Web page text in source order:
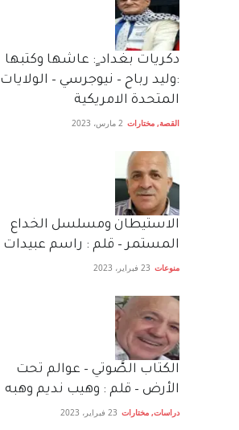
دكريات بغداد ٍ: عاشها وكتبها
:وليد رباح – نيوجرسي – الولايات
المتحدة الامريكية
القصة, مختارات 2 مارس، 2023
الاستيطان ومسلسل الخداع
المستمر – قلم : راسم عبيدات
منوعات 23 فبراير، 2023
الكتاب الصَّوتي – عوالم تحت
الأرض – قلم : وهيب نديم وهبه
دراسات, مختارات 23 فبراير، 2023